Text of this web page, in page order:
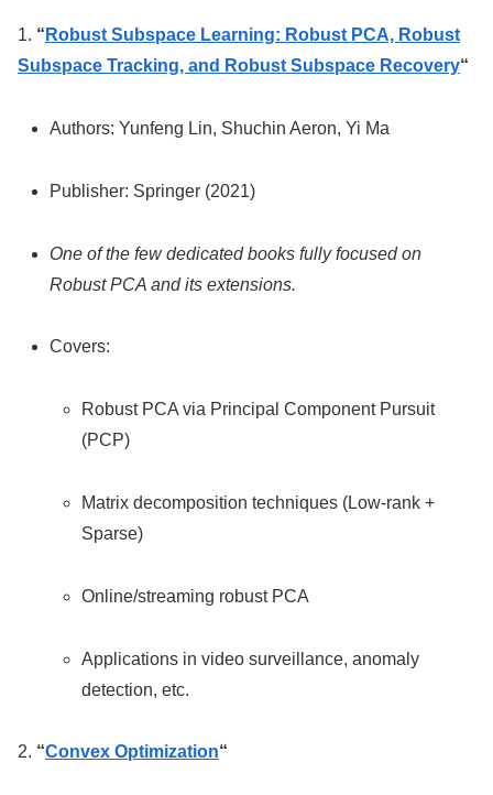
1. “ Robust Subspace Learning: Robust PCA, Robust
Subspace Tracking, and Robust Subspace Recovery“
Authors: Yunfeng Lin, Shuchin Aeron, Yi Ma
Publisher: Springer (2021)
One of the few dedicated books fully focused on
Robust PCA and its extensions.
Covers:
Robust PCA via Principal Component Pursuit
(PCP)
Matrix decomposition techniques (Low-rank +
Sparse)
Online/streaming robust PCA
Applications in video surveillance, anomaly
detection, etc.
2. “Convex Optimization“